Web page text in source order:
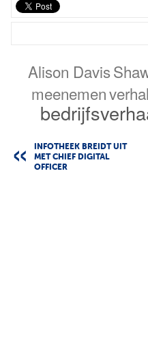
Alison Davis
meenemen
INFOTHEEK BREIDT UIT
MET CHIEF DIGITAL
OFFICER